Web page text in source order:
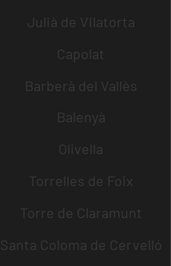
Julià de Vilatorta
Capolat
Barberà del Vallès
Balenyà
Olivella
Torrelles de Foix
Torre de Claramunt
Santa Coloma de Cervelló